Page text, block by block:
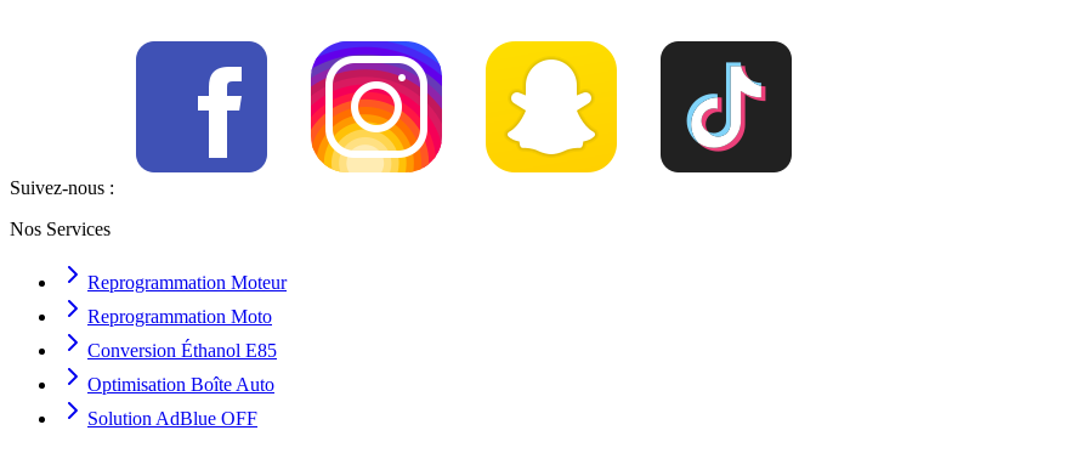
Suivez-nous :
Nos Services
Reprogrammation Moteur
Reprogrammation Moto
Conversion Éthanol E85
Optimisation Boîte Auto
Solution AdBlue OFF